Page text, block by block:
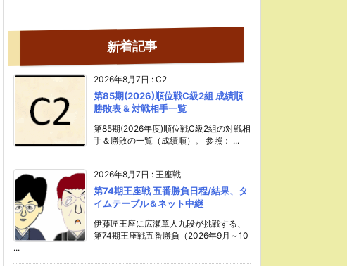
新着記事
2026年8月7日 : C2
第85期(2026)順位戦C級2組 成績順
勝敗表 & 対戦相手一覧
第85期(2026年度)順位戦C級2組の対戦相
手＆勝敗の一覧（成績順）。 参照： ...
2026年8月7日 : 王座戦
第74期王座戦 五番勝負日程/結果、タ
イムテーブル＆ネット中継
伊藤匠王座に広瀬章人九段が挑戦する、
第74期王座戦五番勝負（2026年9月～10
...